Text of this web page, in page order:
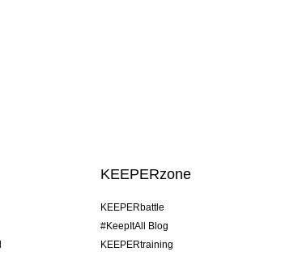
KEEPERzone
KEEPERbattle
#KeepItAll Blog
KEEPERtraining